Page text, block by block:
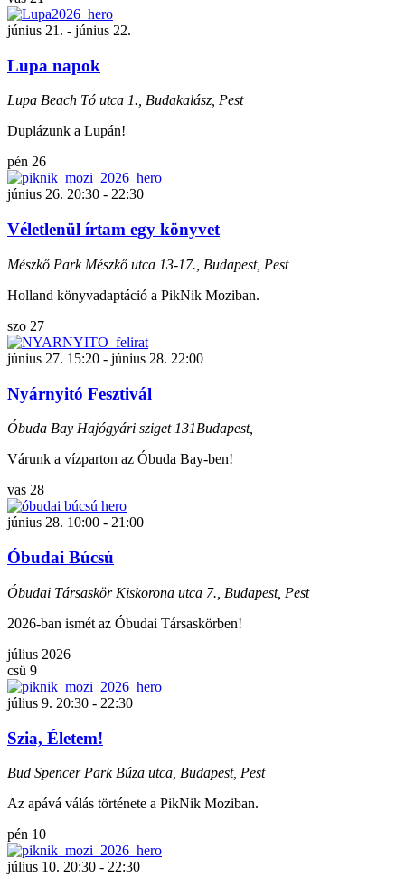
június 21. - június 22.
Lupa napok
Lupa Beach Tó utca 1., Budakalász, Pest
Duplázunk a Lupán!
pén 26
június 26. 20:30 - 22:30
Véletlenül írtam egy könyvet
Mészkő Park Mészkő utca 13-17., Budapest, Pest
Holland könyvadaptáció a PikNik Moziban.
szo 27
június 27. 15:20 - június 28. 22:00
Nyárnyitó Fesztivál
Óbuda Bay Hajógyári sziget 131Budapest,
Várunk a vízparton az Óbuda Bay-ben!
vas 28
június 28. 10:00 - 21:00
Óbudai Búcsú
Óbudai Társaskör Kiskorona utca 7., Budapest, Pest
2026-ban ismét az Óbudai Társaskörben!
július 2026
csü 9
július 9. 20:30 - 22:30
Szia, Életem!
Bud Spencer Park Búza utca, Budapest, Pest
Az apává válás története a PikNik Moziban.
pén 10
július 10. 20:30 - 22:30